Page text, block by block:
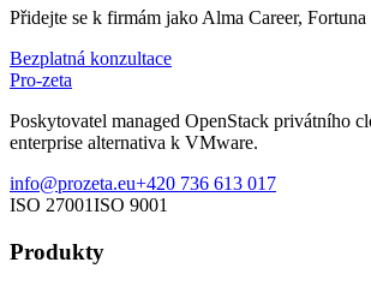
Přidejte se k firmám jako Alma Career,
Bezplatná konzultace
Pro-zeta
Poskytovatel managed OpenStack privátního
enterprise alternativa k VMware.
info@prozeta.eu+420 736 613 017
ISO 27001ISO 9001
Produkty